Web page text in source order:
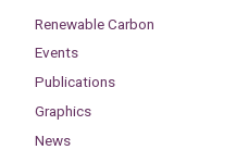
Renewable Carbon
Events
Publications
Graphics
News